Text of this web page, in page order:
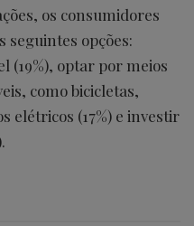
os consumidores
seguintes opções:
(19%), optar por meios
como bicicletas,
elétricos (17%) e investir